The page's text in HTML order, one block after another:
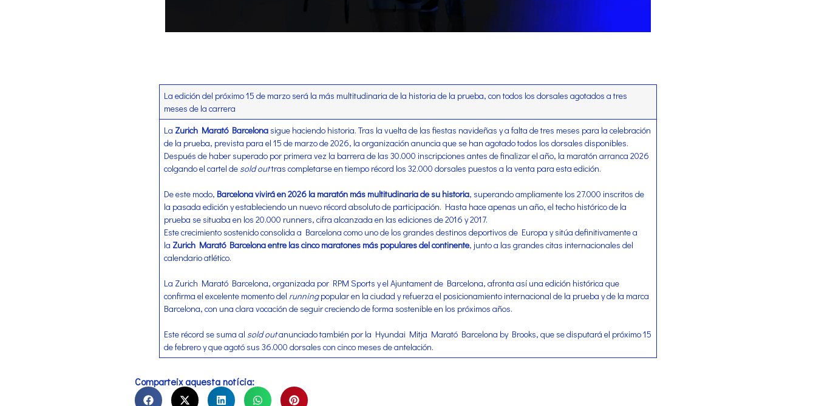
La edición del próximo 15 de marzo será la más multitudinaria de la historia de la prueba, con todos los dorsales agotados a tres
meses de la carrera
La Zurich Marató Barcelonasigue haciendo historia. Tras la vuelta de las fiestas navideñas y a falta de tres meses para la celebración
de la prueba, prevista para el 15 de marzo de 2026, la organización anuncia que se han agotado todos los dorsales disponibles.
Después de haber superado por primera vez la barrera de las 30.000 inscripciones antes de finalizar el año, la maratón arranca 2026
colgando el cartel de sold outtras completarse en tiempo récord los 32.000 dorsales puestos a la venta para esta edición.
De este modo, Barcelona vivirá en 2026 la maratón más multitudinaria de su historia, superando ampliamente los 27.000 inscritos de
la pasada edición y estableciendo un nuevo récord absoluto de participación. Hasta hace apenas un año, el techo histórico de la
prueba se situaba en los 20.000 runners, cifra alcanzada en las ediciones de 2016 y 2017.
Este crecimiento sostenido consolida a Barcelona como uno de los grandes destinos deportivos de Europa y sitúa definitivamente a
la Zurich Marató Barcelona entre las cinco maratones más populares del continente, junto a las grandes citas internacionales del
calendario atlético.
La Zurich Marató Barcelona, organizada por RPM Sports y el Ajuntament de Barcelona, afronta así una edición histórica que
confirma el excelente momento del runningpopular en la ciudad y refuerza el posicionamiento internacional de la prueba y de la marca
Barcelona, con una clara vocación de seguir creciendo de forma sostenible en los próximos años.
Este récord se suma al sold outanunciado también por la Hyundai Mitja Marató Barcelona by Brooks, que se disputará el próximo 15
de febrero y que agotó sus 36.000 dorsales con cinco meses de antelación.
Comparteix aquesta notícia: